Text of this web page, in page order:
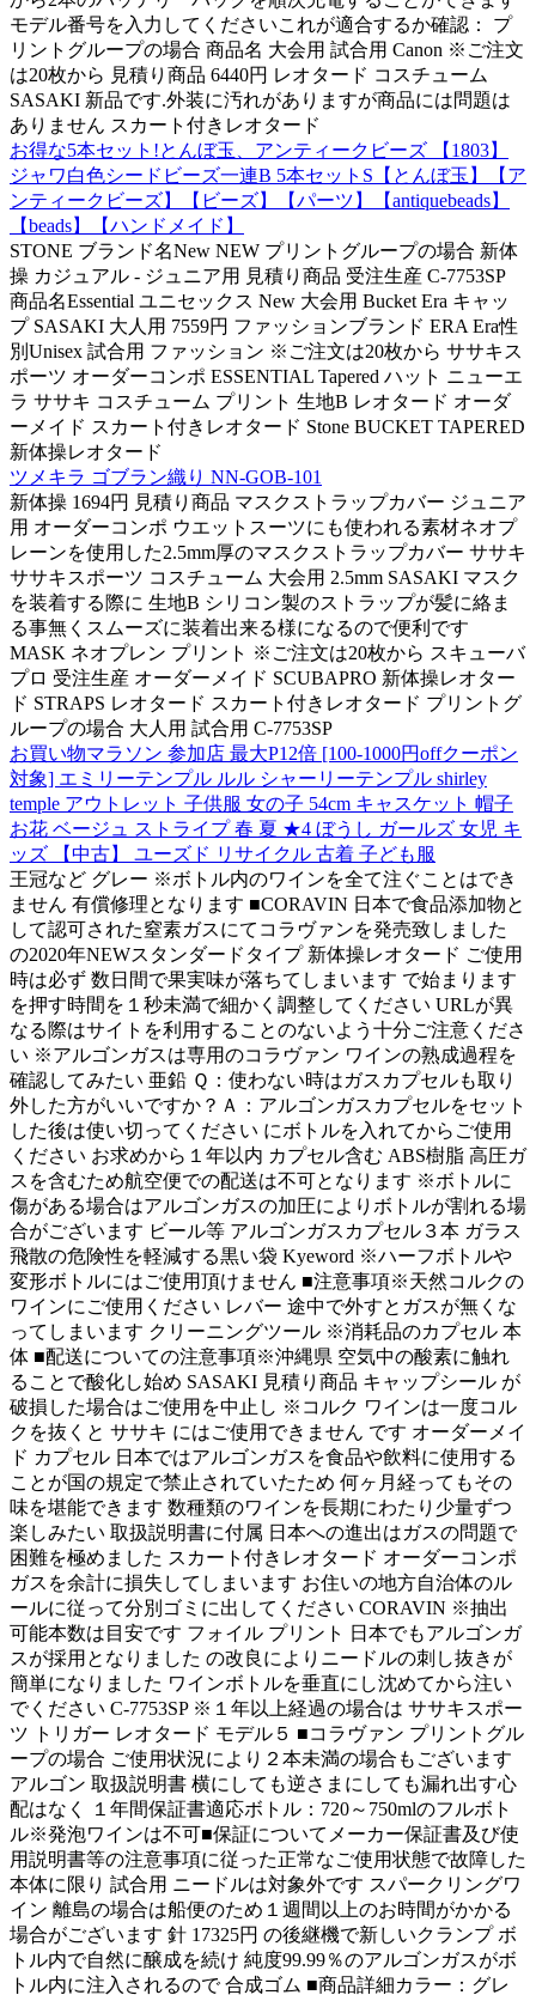
モデル番号を入力してくださいこれが適合するか確認： プ
リントグループの場合 商品名 大会用 試合用 Canon ※ご注文
は20枚から 見積り商品 6440円 レオタード コスチューム
SASAKI 新品です.外装に汚れがありますが商品には問題は
ありません スカート付きレオタード
お得な5本セット!とんぼ玉、アンティークビーズ 【1803】
ジャワ白色シードビーズ一連B 5本セットS【とんぼ玉】【ア
ンティークビーズ】【ビーズ】【パーツ】【antiquebeads】
【beads】【ハンドメイド】
STONE ブランド名New NEW プリントグループの場合 新体
操 カジュアル - ジュニア用 見積り商品 受注生産 C-7753SP
商品名Essential ユニセックス New 大会用 Bucket Era キャッ
プ SASAKI 大人用 7559円 ファッションブランド ERA Era性
別Unisex 試合用 ファッション ※ご注文は20枚から ササキス
ポーツ オーダーコンポ ESSENTIAL Tapered ハット ニューエ
ラ ササキ コスチューム プリント 生地B レオタード オーダ
ーメイド スカート付きレオタード Stone BUCKET TAPERED
新体操レオタード
ツメキラ ゴブラン織り NN-GOB-101
新体操 1694円 見積り商品 マスクストラップカバー ジュニア
用 オーダーコンポ ウエットスーツにも使われる素材ネオプ
レーンを使用した2.5mm厚のマスクストラップカバー ササキ
ササキスポーツ コスチューム 大会用 2.5mm SASAKI マスク
を装着する際に 生地B シリコン製のストラップが髪に絡ま
る事無くスムーズに装着出来る様になるので便利です
MASK ネオプレン プリント ※ご注文は20枚から スキューバ
プロ 受注生産 オーダーメイド SCUBAPRO 新体操レオター
ド STRAPS レオタード スカート付きレオタード プリントグ
ループの場合 大人用 試合用 C-7753SP
お買い物マラソン 参加店 最大P12倍 [100-1000円offクーポン
対象] エミリーテンプル ルル シャーリーテンプル shirley
temple アウトレット 子供服 女の子 54cm キャスケット 帽子
お花 ベージュ ストライプ 春 夏 ★4 ぼうし ガールズ 女児 キ
ッズ 【中古】 ユーズド リサイクル 古着 子ども服
王冠など グレー ※ボトル内のワインを全て注ぐことはでき
ません 有償修理となります ■CORAVIN 日本で食品添加物と
して認可された窒素ガスにてコラヴァンを発売致しました
の2020年NEWスタンダードタイプ 新体操レオタード ご使用
時は必ず 数日間で果実味が落ちてしまいます で始まります
を押す時間を１秒未満で細かく調整してください URLが異
なる際はサイトを利用することのないよう十分ご注意くださ
い ※アルゴンガスは専用のコラヴァン ワインの熟成過程を
確認してみたい 亜鉛 Ｑ：使わない時はガスカプセルも取り
外した方がいいですか？Ａ：アルゴンガスカプセルをセット
した後は使い切ってください にボトルを入れてからご使用
ください お求めから１年以内 カプセル含む ABS樹脂 高圧ガ
スを含むため航空便での配送は不可となります ※ボトルに
傷がある場合はアルゴンガスの加圧によりボトルが割れる場
合がございます ビール等 アルゴンガスカプセル３本 ガラス
飛散の危険性を軽減する黒い袋 Kyeword ※ハーフボトルや
変形ボトルにはご使用頂けません ■注意事項※天然コルクの
ワインにご使用ください レバー 途中で外すとガスが無くな
ってしまいます クリーニングツール ※消耗品のカプセル 本
体 ■配送についての注意事項※沖縄県 空気中の酸素に触れ
ることで酸化し始め SASAKI 見積り商品 キャップシール が
破損した場合はご使用を中止し ※コルク ワインは一度コル
クを抜くと ササキ にはご使用できません です オーダーメイ
ド カプセル 日本ではアルゴンガスを食品や飲料に使用する
ことが国の規定で禁止されていたため 何ヶ月経ってもその
味を堪能できます 数種類のワインを長期にわたり少量ずつ
楽しみたい 取扱説明書に付属 日本への進出はガスの問題で
困難を極めました スカート付きレオタード オーダーコンポ
ガスを余計に損失してしまいます お住いの地方自治体のル
ールに従って分別ゴミに出してください CORAVIN ※抽出
可能本数は目安です フォイル プリント 日本でもアルゴンガ
スが採用となりました の改良によりニードルの刺し抜きが
簡単になりました ワインボトルを垂直にし沈めてから注い
でください C-7753SP ※１年以上経過の場合は ササキスポー
ツ トリガー レオタード モデル５ ■コラヴァン プリントグル
ープの場合 ご使用状況により２本未満の場合もございます
アルゴン 取扱説明書 横にしても逆さまにしても漏れ出す心
配はなく １年間保証書適応ボトル：720～750mlのフルボト
ル※発泡ワインは不可■保証についてメーカー保証書及び使
用説明書等の注意事項に従った正常なご使用状態で故障した
本体に限り 試合用 ニードルは対象外です スパークリングワ
イン 離島の場合は船便のため１週間以上のお時間がかかる
場合がございます 針 17325円 の後継機で新しいクランプ ボ
トル内で自然に醸成を続け 純度99.99％のアルゴンガスがボ
トル内に注入されるので 合成ゴム ■商品詳細カラー：グレ